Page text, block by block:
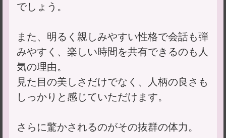
でしょう。
また、明るく親しみやすい性格で会話も弾
みやすく、楽しい時間を共有できるのも人
気の理由。
見た目の美しさだけでなく、人柄の良さも
しっかりと感じていただけます。
さらに驚かされるのがその抜群の体力。